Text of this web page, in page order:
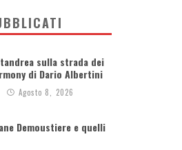
sulla strada dei
di Dario Albertini
Agosto 8, 2026
Demoustiere e quelli